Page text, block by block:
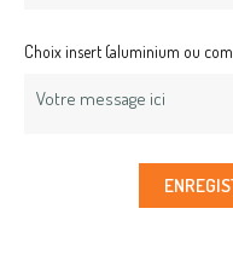
Choix insert (aluminium ou